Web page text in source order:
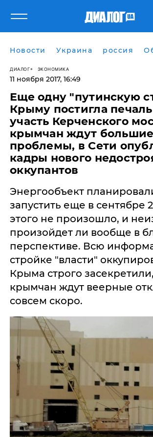
Новости Украина россия
ДИАЛОГ ЭКОНОМИКА
11 ноября 2017, 16:49
Еще одну "путинскую
Крыму постигла
участь Керченского
крымчан ждут большие
проблемы, в Сети
кадры нового
оккупантов
Энергообъект
запустить еще в сентябре
этого не произошло, и
произойдет ли вообще в
перспективе. Всю
стройке "власти"
Крыма строго
крымчан ждут веерные
совсем скоро.